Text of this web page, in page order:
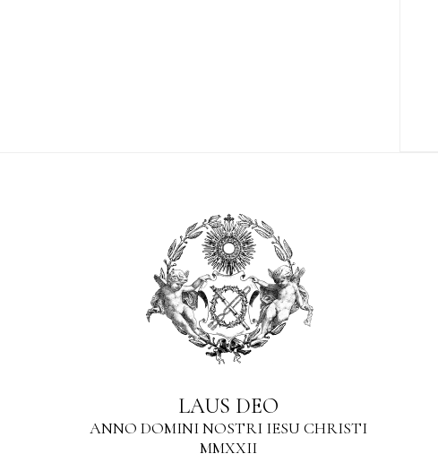
LAUS DEO
ANNO DOMINI NOSTRI IESU CHRISTI
MMXXII